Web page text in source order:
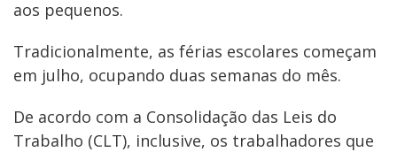
aos pequenos.
Tradicionalmente, as férias escolares começam
em julho, ocupando duas semanas do mês.
De acordo com a Consolidação das Leis do
Trabalho (CLT), inclusive, os trabalhadores que